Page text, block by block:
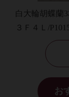
白大輪胡蝶蘭
３Ｆ４Ｌ/
お